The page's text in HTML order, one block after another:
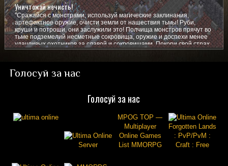
Уничтожай нечисть!
"Сражайся с монстрами, используй магические заклинания,
артефактное оружие, очисти земли от нашествия тьмы! Руби,
круши и потроши, они заслужили это! Полчища монстров прячут во
тьме подземелий несметные сокровища, оружие и доспехи менее
удачливых охотников за славой и сокровищами. Покори свой страх,
покажи им кто тут главный!
Голосуй за нас
Голосуй за нас
MPOG TOP —
Multiplayer
Online Games
List MMORPG